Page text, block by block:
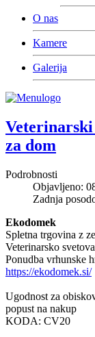
O nas
Kamere
Galerija
za dom
Podrobnosti
Objavljeno:
Zadnja
Ekodomek
Spletna trgovina z
Veterinarsko
Ponudba vrhunske
https://ekodomek.si/
Ugodnost za
popust na nakup
KODA: CV20